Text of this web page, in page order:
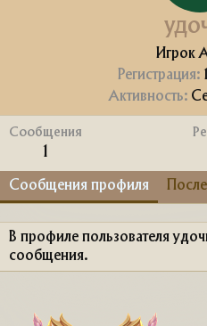
Игрок
Регистрация
Активность
Сообщения
1
Сообщения профиля
В профиле пользователя
сообщения.